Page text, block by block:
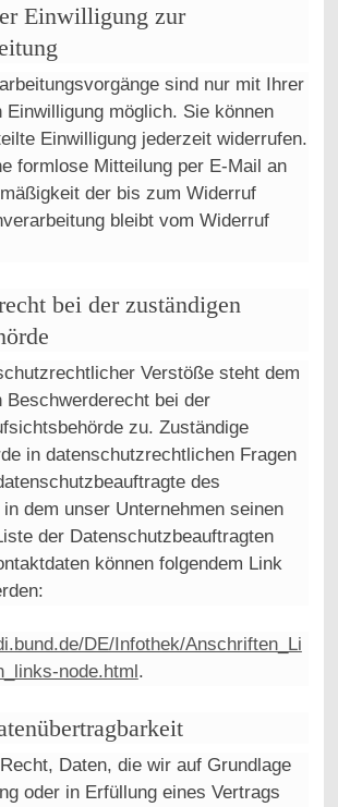
Einwilligung zur
sind nur mit Ihrer
Einwilligung möglich. Sie können
Einwilligung jederzeit widerrufen.
formlose Mitteilung per E-Mail an
der bis zum Widerruf
bleibt vom Widerruf
bei der zuständigen
Verstöße steht dem
Beschwerderecht bei der
zu. Zuständige
in datenschutzrechtlichen Fragen
des
dem unser Unternehmen seinen
der Datenschutzbeauftragten
können folgendem Link
DE/Infothek/Anschriften_Li
node.html.
Daten, die wir auf Grundlage
oder in Erfüllung eines Vertrags